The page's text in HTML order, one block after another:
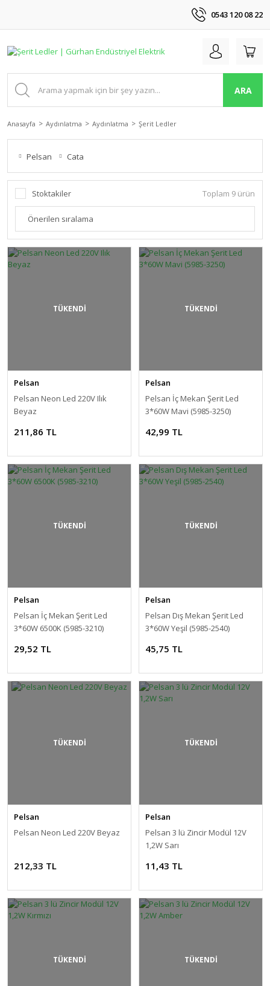
0543 120 08 22
ARA
Anasayfa Aydınlatma Aydınlatma Şerit Ledler
Pelsan Cata
Stoktakiler Toplam 9 ürün
TÜKENDİ
Pelsan
Pelsan Neon Led 220V Ilık
Beyaz
211,86 TL
TÜKENDİ
Pelsan
Pelsan İç Mekan Şerit Led
3*60W Mavi (5985-3250)
42,99 TL
TÜKENDİ
Pelsan
Pelsan İç Mekan Şerit Led
3*60W 6500K (5985-3210)
29,52 TL
TÜKENDİ
Pelsan
Pelsan Dış Mekan Şerit Led
3*60W Yeşil (5985-2540)
45,75 TL
TÜKENDİ
Pelsan
Pelsan Neon Led 220V Beyaz
212,33 TL
TÜKENDİ
Pelsan
Pelsan 3 lü Zincir Modül 12V
1,2W Sarı
11,43 TL
TÜKENDİ TÜKENDİ